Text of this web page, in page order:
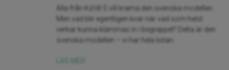
Alla från Kd till S vill krama den svenska modellen.
Men vad blir egentligen kvar när vad som helst
verkar kunna klämmas in i begreppet? Detta är den
svenska modellen – vi har hela listan.